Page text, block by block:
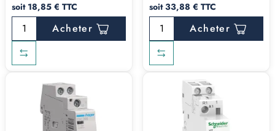
soit 18,85 € TTC
Acheter
soit 33,88 € TTC
Acheter